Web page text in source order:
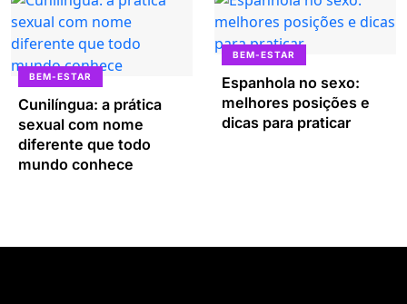
BEM-ESTAR
Cunilíngua: a prática
sexual com nome
diferente que todo
mundo conhece
BEM-ESTAR
Espanhola no sexo:
melhores posições e
dicas para praticar